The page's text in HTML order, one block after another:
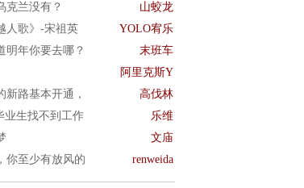
克兰没有？ 山蛟龙
人歌》-宋祖英 YOLO宥乐
明年你要去哪？ 末班车
阿里克斯Y
新路基本开通， 高伐林
业生找不到工作 乐维
文庙
你至少有放风的 renweida